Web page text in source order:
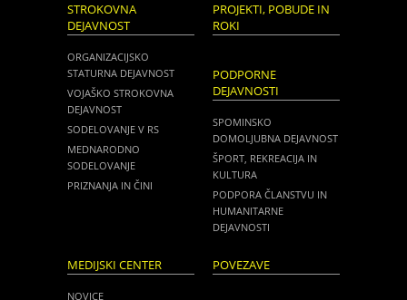
STROKOVNA
DEJAVNOST
ORGANIZACIJSKO
STATURNA DEJAVNOST
VOJAŠKO STROKOVNA
DEJAVNOST
SODELOVANJE V RS
MEDNARODNO
SODELOVANJE
PRIZNANJA IN ČINI
PROJEKTI, POBUDE IN
ROKI
PODPORNE
DEJAVNOSTI
SPOMINSKO
DOMOLJUBNA DEJAVNOST
ŠPORT, REKREACIJA IN
KULTURA
PODPORA ČLANSTVU IN
HUMANITARNE
DEJAVNOSTI
MEDIJSKI CENTER
NOVICE
POVEZAVE